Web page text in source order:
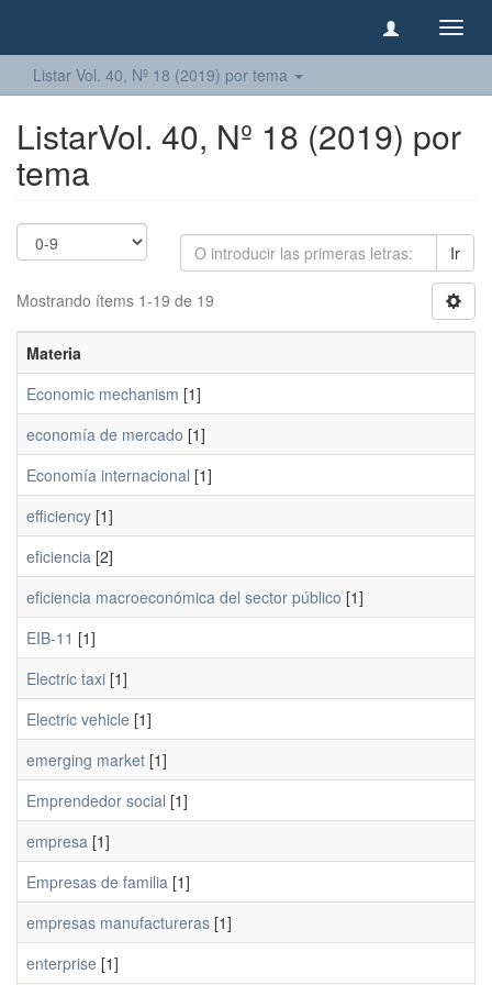
Listar Vol. 40, Nº 18 (2019) por tema
ListarVol. 40, Nº 18 (2019) por
tema
Ir
Mostrando ítems 1-19 de 19
Materia
Economic mechanism [1]
economía de mercado [1]
Economía internacional [1]
efficiency [1]
eficiencia [2]
eficiencia macroeconómica del sector público [1]
EIB-11 [1]
Electric taxi [1]
Electric vehicle [1]
emerging market [1]
Emprendedor social [1]
empresa [1]
Empresas de familia [1]
empresas manufactureras [1]
enterprise [1]